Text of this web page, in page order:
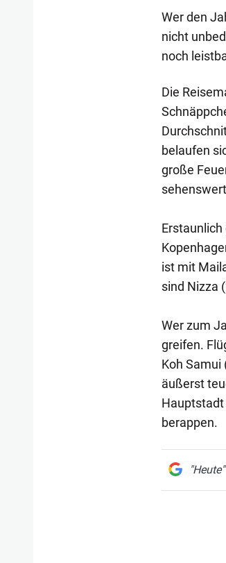
Wer den
nicht
noch
Die
belaufen
große
Erstaunlich
ist mit
sind Nizza
Wer zum
greifen.
Koh Samui
äußerst
Hauptstadt
berappen.
"Heute"